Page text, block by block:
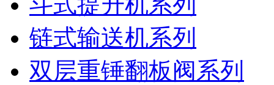
链式输送机系列
双层重锤翻板阀系列